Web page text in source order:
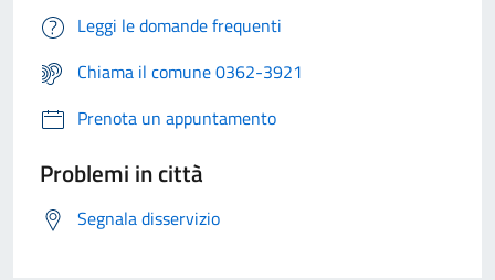
Leggi le domande frequenti
Chiama il comune 0362-3921
Prenota un appuntamento
Problemi in città
Segnala disservizio